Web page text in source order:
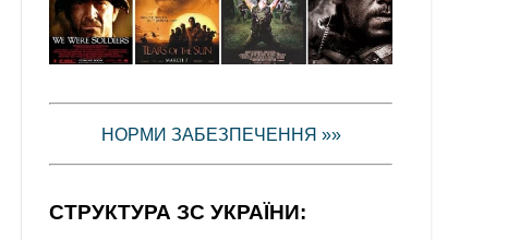
НОРМИ ЗАБЕЗПЕЧЕННЯ »»
СТРУКТУРА ЗС УКРАЇНИ: